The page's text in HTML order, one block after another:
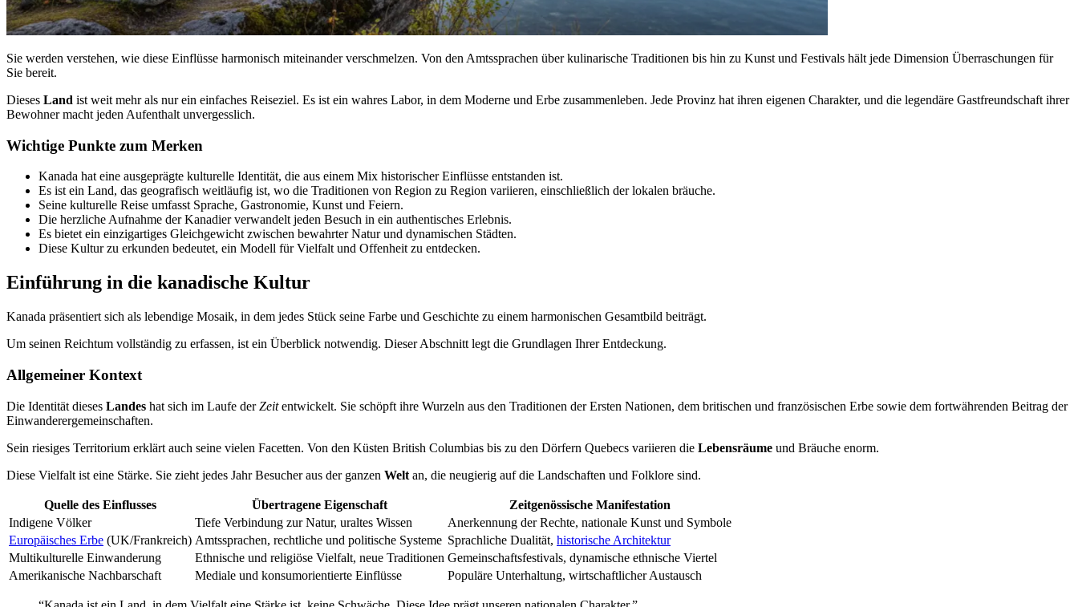
Sie werden verstehen, wie diese Einflüsse harmonisch miteinander verschmelzen. Von den Amtssprachen über kulinarische Traditionen bis hin zu Kunst und Festivals hält jede Dimension Überraschungen für
Sie bereit.
Dieses Land ist weit mehr als nur ein einfaches Reiseziel. Es ist ein wahres Labor, in dem Moderne und Erbe zusammenleben. Jede Provinz hat ihren eigenen Charakter, und die legendäre Gastfreundschaft ihrer
Bewohner macht jeden Aufenthalt unvergesslich.
Wichtige Punkte zum Merken
Kanada hat eine ausgeprägte kulturelle Identität, die aus einem Mix historischer Einflüsse entstanden ist.
Es ist ein Land, das geografisch weitläufig ist, wo die Traditionen von Region zu Region variieren, einschließlich der lokalen bräuche.
Seine kulturelle Reise umfasst Sprache, Gastronomie, Kunst und Feiern.
Die herzliche Aufnahme der Kanadier verwandelt jeden Besuch in ein authentisches Erlebnis.
Es bietet ein einzigartiges Gleichgewicht zwischen bewahrter Natur und dynamischen Städten.
Diese Kultur zu erkunden bedeutet, ein Modell für Vielfalt und Offenheit zu entdecken.
Einführung in die kanadische Kultur
Kanada präsentiert sich als lebendige Mosaik, in dem jedes Stück seine Farbe und Geschichte zu einem harmonischen Gesamtbild beiträgt.
Um seinen Reichtum vollständig zu erfassen, ist ein Überblick notwendig. Dieser Abschnitt legt die Grundlagen Ihrer Entdeckung.
Allgemeiner Kontext
Die Identität dieses Landes hat sich im Laufe derZeitentwickelt. Sie schöpft ihre Wurzeln aus den Traditionen der Ersten Nationen, dem britischen und französischen Erbe sowie dem fortwährenden Beitrag der
Einwanderergemeinschaften.
Sein riesiges Territorium erklärt auch seine vielen Facetten. Von den Küsten British Columbias bis zu den Dörfern Quebecs variieren die Lebensräume und Bräuche enorm.
Diese Vielfalt ist eine Stärke. Sie zieht jedes Jahr Besucher aus der ganzen Welt an, die neugierig auf die Landschaften und Folklore sind.
Quelle des Einflusses Übertragene Eigenschaft
Zeitgenössische Manifestation
Indigene Völker
Tiefe Verbindung zur Natur, uraltes Wissen
Anerkennung der Rechte, nationale Kunst und Symbole
Europäisches Erbe (UK/Frankreich) Amtssprachen, rechtliche und politische Systeme Sprachliche Dualität, historische Architektur
Multikulturelle Einwanderung
Ethnische und religiöse Vielfalt, neue Traditionen Gemeinschaftsfestivals, dynamische ethnische Viertel
Amerikanische Nachbarschaft
Mediale und konsumorientierte Einflüsse Populäre Unterhaltung, wirtschaftlicher Austausch